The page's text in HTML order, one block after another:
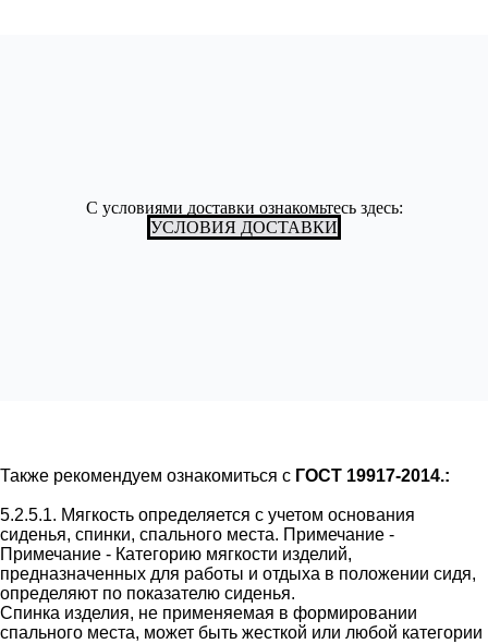
С условиями доставки ознакомьтесь здесь:
УСЛОВИЯ ДОСТАВКИ
Также рекомендуем ознакомиться с ГОСТ 19917-2014.:
5.2.5.1. Мягкость определяется с учетом основания
сиденья, спинки, спального места. Примечание -
Примечание - Категорию мягкости изделий,
предназначенных для работы и отдыха в положении сидя,
определяют по показателю сиденья.
Спинка изделия, не применяемая в формировании
спального места, может быть жесткой или любой категории